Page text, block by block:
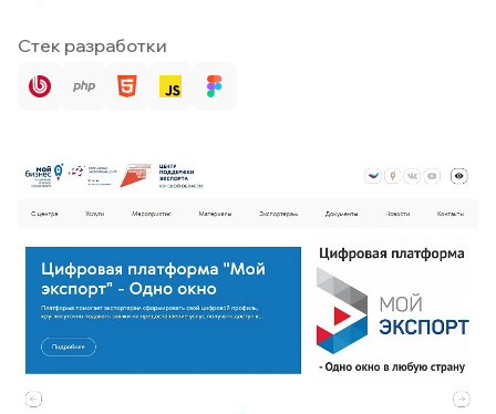
Стек разработки